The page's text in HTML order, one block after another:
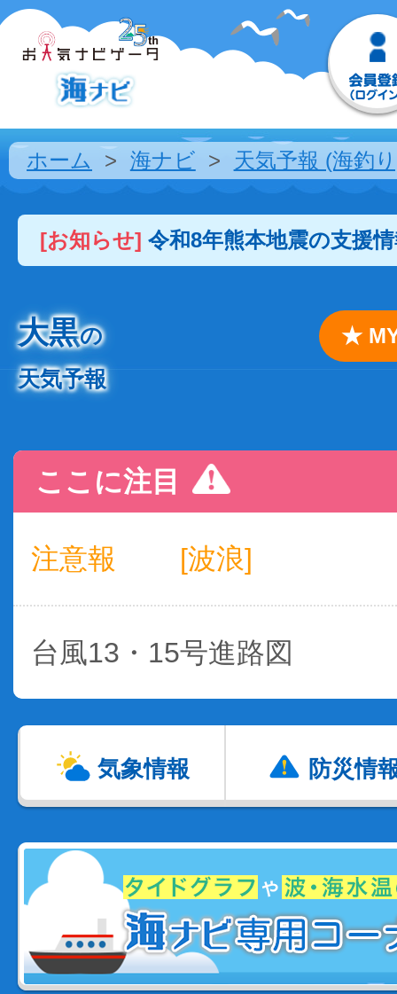
ホーム 海ナビ 天気予報 (海釣
[お知らせ] 令和8年熊本地震の支援
大黒の
天気予報
★
ここに注目
注意報 [波浪]
台風13・15号進路図
気象情報 防災情